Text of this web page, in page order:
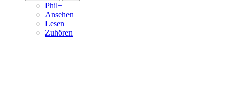
Phil+
Ansehen
Lesen
Zuhören